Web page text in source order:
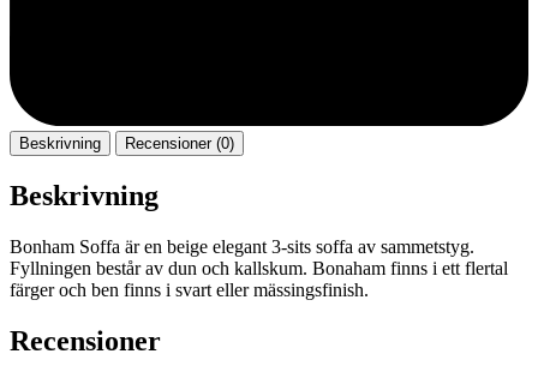
Beskrivning Recensioner (0)
Beskrivning
Bonham Soffa är en beige elegant 3-sits soffa av sammetstyg.
Fyllningen består av dun och kallskum. Bonaham finns i ett flertal
färger och ben finns i svart eller mässingsfinish.
Recensioner